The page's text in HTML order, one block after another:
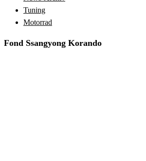
Tuning
Motorrad
Fond Ssangyong Korando